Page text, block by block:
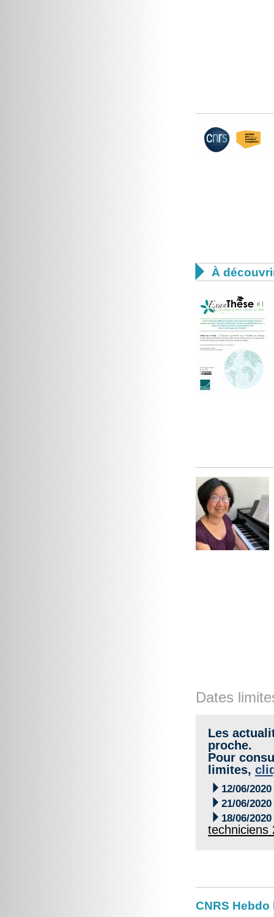
 À
Dates
Les
proche.
Pour
limites,
 12/06/2020
 21/06/2020
 18/06/2020
techniciens
CNRS